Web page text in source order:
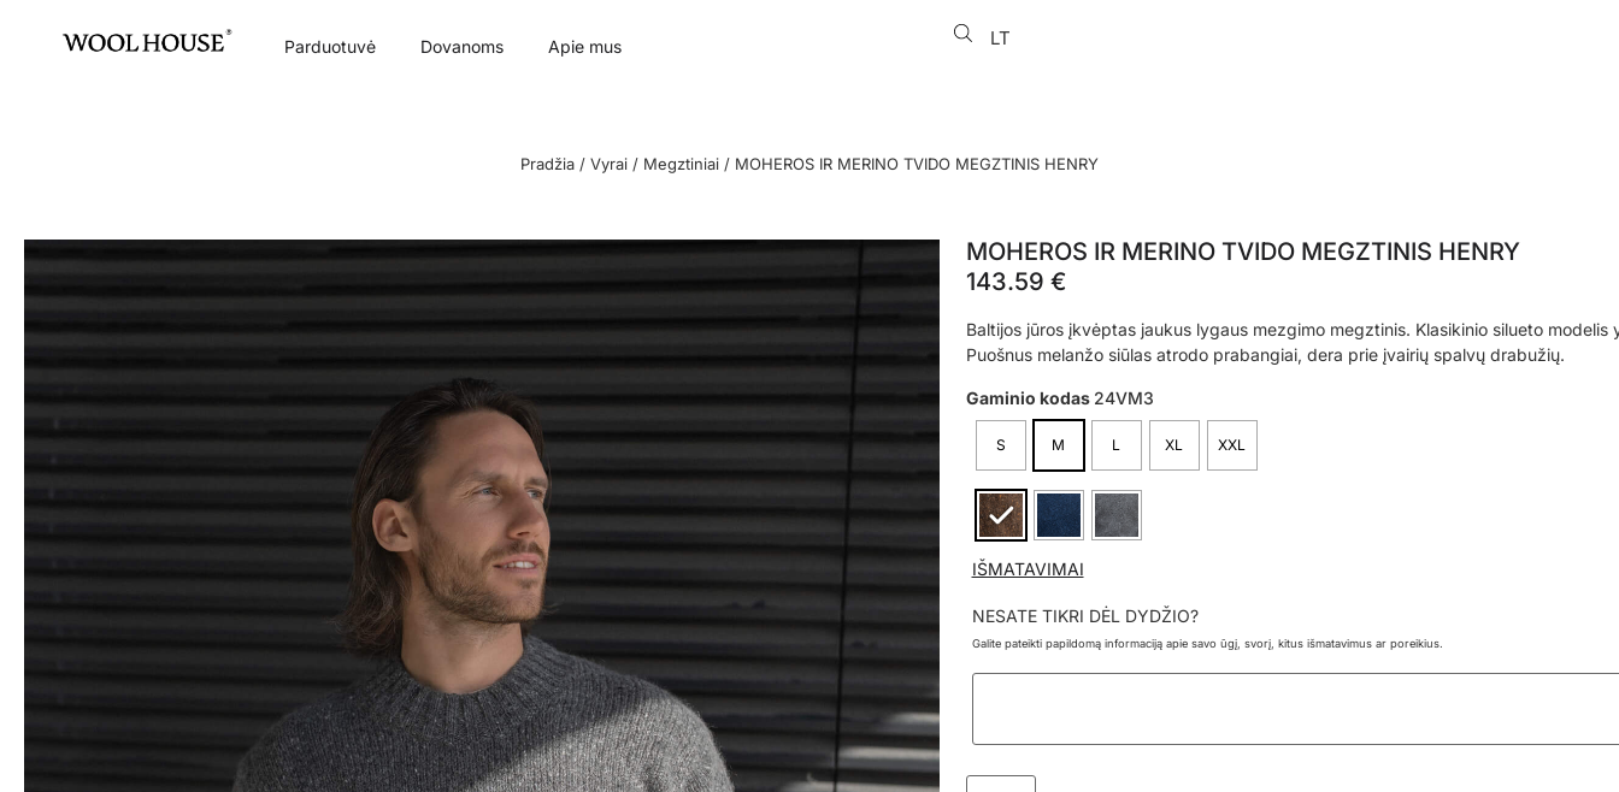
Parduotuvė Dovanoms Apie mus LT
EN
Pradžia / Vyrai / Megztiniai / MOHEROS IR MERINO TVIDO MEGZTINIS HENRY
MOHEROS IR MERINO TVIDO MEGZTINIS HENRY
143.59 €
Baltijos jūros įkvėptas jaukus lygaus mezgimo megztinis. Klasikinio silueto
Puošnus melanžo siūlas atrodo prabangiai, dera prie įvairių spalvų drabužių.
Gaminio kodas 24VM3
S M L XL XXL
IŠMATAVIMAI
NESATE TIKRI DĖL DYDŽIO?
Galite pateikti papildomą informaciją apie savo ūgį, svorį, kitus išmatavimus ar poreikius.